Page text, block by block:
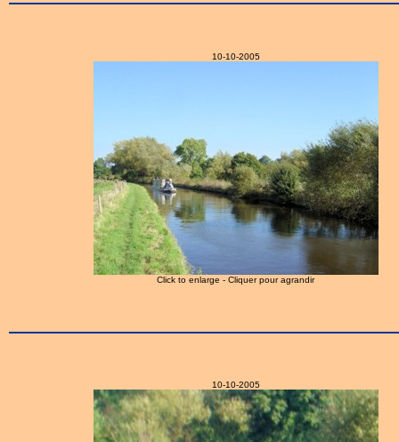
10-10-2005
Click to enlarge - Cliquer pour agrandir
10-10-2005